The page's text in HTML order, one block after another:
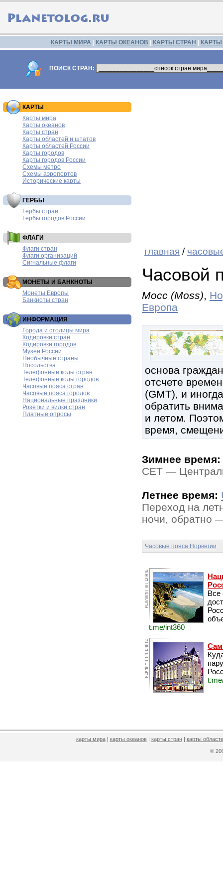
КАРТЫ МИРА КАРТЫ ОКЕАНОВ КАРТЫ СТРАН
ПОИСК СТРАН:
КАРТЫ
Карты мира
Карты океанов
Карты стран
Карты областей и штатов
Карты областей России
Карты городов
Карты городов России
Схемы метро
Схемы аэропортов
Исторические карты
ГЕРБЫ
Гербы стран
Гербы городов России
ФЛАГИ
Флаги стран
Флаги организаций
Сигнальные флаги
МОНЕТЫ И БАНКНОТЫ
Монеты Европы
Банкноты стран
ИНФОРМАЦИЯ
Города и столицы мира
Кодировки стран
Кодировки городов
Музеи России
Необычные страны
Посольства
Телефонные коды стран
Телефонные коды городов
Часовые пояса стран
Часовые пояса городов
Национальные праздники
Розетки и вилки стран
Платные опросы
главная /
Часовой
Мосс (Moss),
Европа
основа
отсчете
(GMT), и
обратить
и летом.
время,
Зимнее время:
CET —
Летнее время:
Переход на
ночи, обратно
Часовые пояса Норвегии
Все
t.me/int360
карты мира| карты океанов| карты стран| карты
©